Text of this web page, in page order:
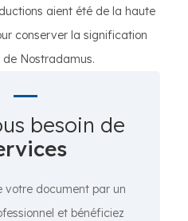
aient été de la haute
conserver la signification
Nostradamus.
besoin de
votre document par un
et bénéficiez